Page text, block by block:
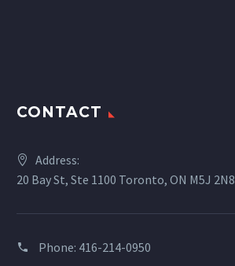
CONTACT
Address:
20 Bay St, Ste 1100 Toronto, ON M5J 2N8
Phone: 416-214-0950